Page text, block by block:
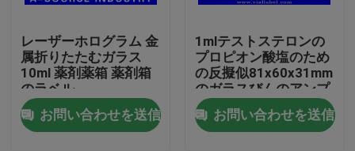
レーザーホログラム 金
属折りたたむガラス
10ml 薬剤薬箱 薬剤箱
のラベル
お問い合わせを送信
1mlテストステロンの
プロピオン酸塩のため
の反擬似81x60x31mm
のガラスびんのアンプ
ルの収納箱
お問い合わせを送信